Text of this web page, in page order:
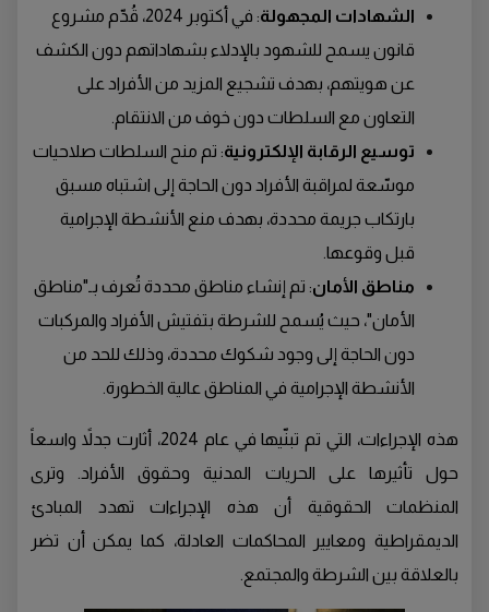
الشهادات المجهولة
: في أكتوبر 2024، قُدّم مشروع
قانون يسمح للشهود بالإدلاء بشهاداتهم دون الكشف
عن هويتهم، بهدف تشجيع المزيد من الأفراد على
التعاون مع السلطات دون خوف من الانتقام.
توسيع الرقابة الإلكترونية: تم منح السلطات صلاحيات
موسّعة لمراقبة الأفراد دون الحاجة إلى اشتباه مسبق
بارتكاب جريمة محددة، بهدف منع الأنشطة الإجرامية
قبل وقوعها.
مناطق الأمان: تم إنشاء مناطق محددة تُعرف بـ"مناطق
الأمان"، حيث يُسمح للشرطة بتفتيش الأفراد والمركبات
دون الحاجة إلى وجود شكوك محددة، وذلك للحد من
الأنشطة الإجرامية في المناطق عالية الخطورة.
هذه الإجراءات، التي تم تبنّيها في عام 2024، أثارت جدلاً واسعاً
حول تأثيرها على الحريات المدنية وحقوق الأفراد. وترى
المنظمات الحقوقية أن هذه الإجراءات تهدد المبادئ
الديمقراطية ومعايير المحاكمات العادلة، كما يمكن أن تضر
بالعلاقة بين الشرطة والمجتمع.